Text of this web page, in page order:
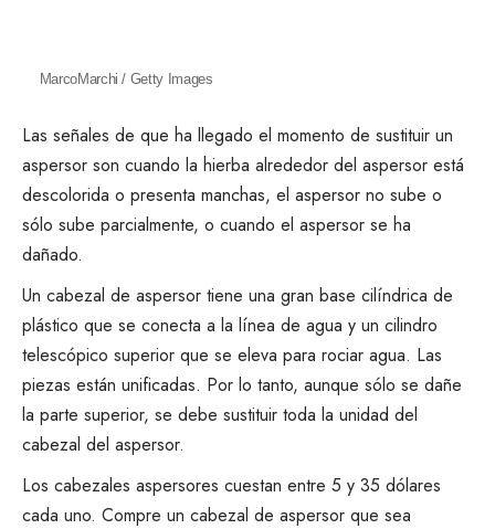
MarcoMarchi / Getty Images
Las señales de que ha llegado el momento de sustituir un
aspersor son cuando la hierba alrededor del aspersor está
descolorida o presenta manchas, el aspersor no sube o
sólo sube parcialmente, o cuando el aspersor se ha
dañado.
Un cabezal de aspersor tiene una gran base cilíndrica de
plástico que se conecta a la línea de agua y un cilindro
telescópico superior que se eleva para rociar agua. Las
piezas están unificadas. Por lo tanto, aunque sólo se dañe
la parte superior, se debe sustituir toda la unidad del
cabezal del aspersor.
Los cabezales aspersores cuestan entre 5 y 35 dólares
cada uno. Compre un cabezal de aspersor que sea